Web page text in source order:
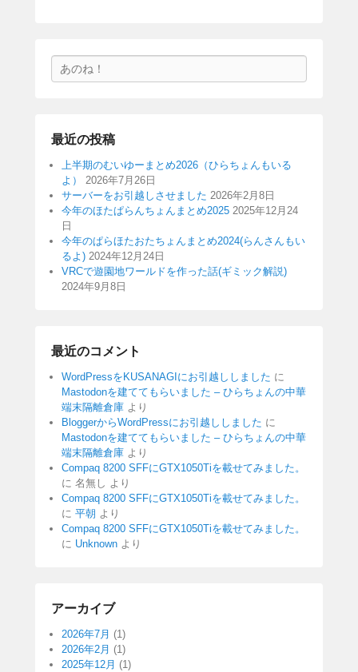
索
最近の投稿
上半期のむいゆーまとめ2026（ひらちょんもいる
よ）
2026年7月26日
サーバーをお引越しさせました 2026年2月8日
今年のほたぱらんちょんまとめ2025 2025年12月24
日
今年のぱらほたおたちょんまとめ2024(らんさんもい
るよ) 2024年12月24日
VRCで遊園地ワールドを作った話(ギミック解説)
2024年9月8日
最近のコメント
WordPressをKUSANAGIにお引越ししました に
Mastodonを建ててもらいました – ひらちょんの中華
端末隔離倉庫 より
BloggerからWordPressにお引越ししました に
Mastodonを建ててもらいました – ひらちょんの中華
端末隔離倉庫 より
Compaq 8200 SFFにGTX1050Tiを載せてみました。
に 名無し より
Compaq 8200 SFFにGTX1050Tiを載せてみました。
に 平朝 より
Compaq 8200 SFFにGTX1050Tiを載せてみました。
に Unknown より
アーカイブ
2026年7月 (1)
2026年2月 (1)
2025年12月 (1)